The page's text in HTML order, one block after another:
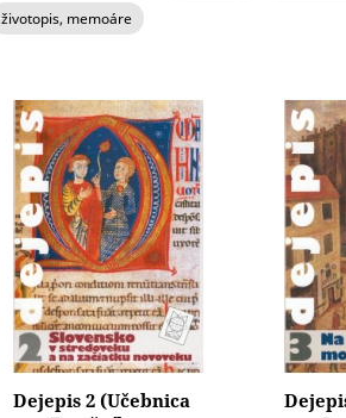
životopis, memoáre
Dejepis 2 (Učebnica